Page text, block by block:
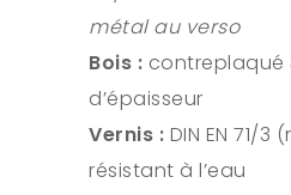
métal au verso
Bois : contreplaqué
d’épaisseur
Vernis : DIN EN 71/
résistant à l’eau